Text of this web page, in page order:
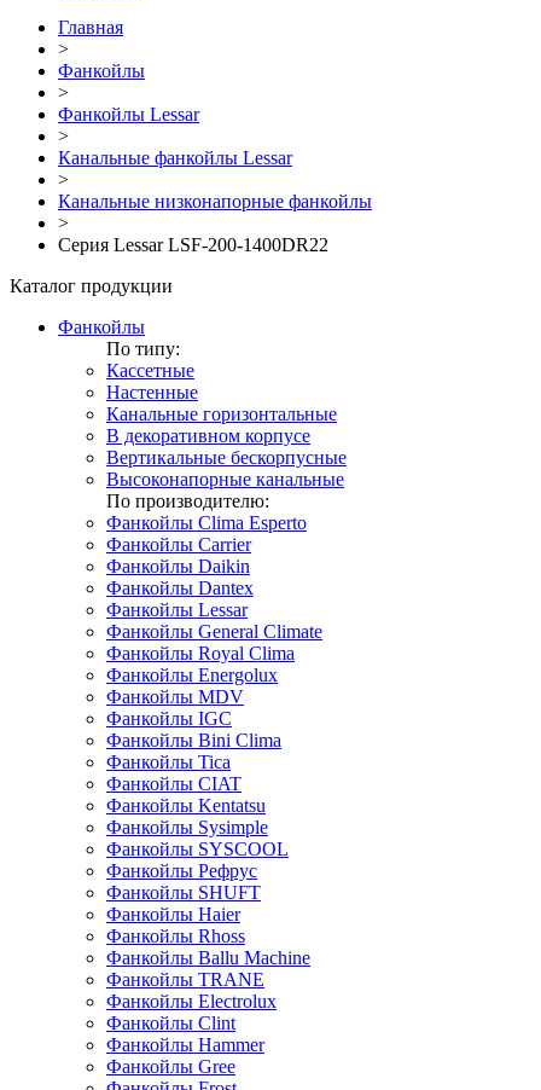
Главная
>
Фанкойлы
>
Фанкойлы Lessar
>
Канальные фанкойлы Lessar
>
Канальные низконапорные фанкойлы
>
Серия Lessar LSF-200-1400DR22
Каталог продукции
Фанкойлы
По типу:
Кассетные
Настенные
Канальные горизонтальные
В декоративном корпусе
Вертикальные бескорпусные
Высоконапорные канальные
По производителю:
Фанкойлы Clima Esperto
Фанкойлы Carrier
Фанкойлы Daikin
Фанкойлы Dantex
Фанкойлы Lessar
Фанкойлы General Climate
Фанкойлы Royal Clima
Фанкойлы Energolux
Фанкойлы MDV
Фанкойлы IGC
Фанкойлы Bini Clima
Фанкойлы Tica
Фанкойлы CIAT
Фанкойлы Kentatsu
Фанкойлы Sysimple
Фанкойлы SYSCOOL
Фанкойлы Рефрус
Фанкойлы SHUFT
Фанкойлы Haier
Фанкойлы Rhoss
Фанкойлы Ballu Machine
Фанкойлы TRANE
Фанкойлы Electrolux
Фанкойлы Clint
Фанкойлы Hammer
Фанкойлы Gree